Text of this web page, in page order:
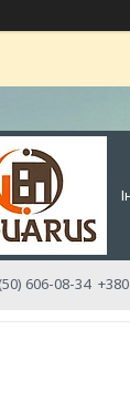
606-08-34